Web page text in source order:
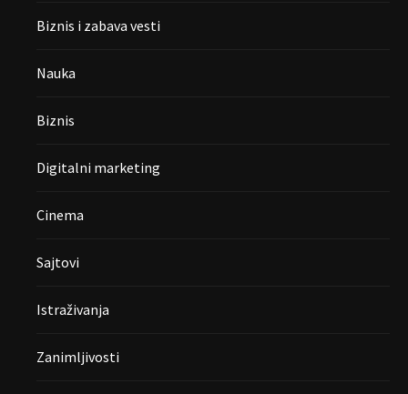
Biznis i zabava vesti
Nauka
Biznis
Digitalni marketing
Cinema
Sajtovi
Istraživanja
Zanimljivosti